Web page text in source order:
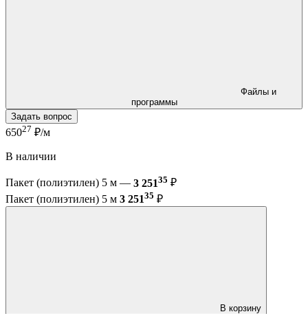
программы
Задать вопрос
65027 ₽/м
В наличии
Пакет (полиэтилен) 5 м — 3 25135 ₽
Пакет (полиэтилен) 5 м 3 25135 ₽
В корзину